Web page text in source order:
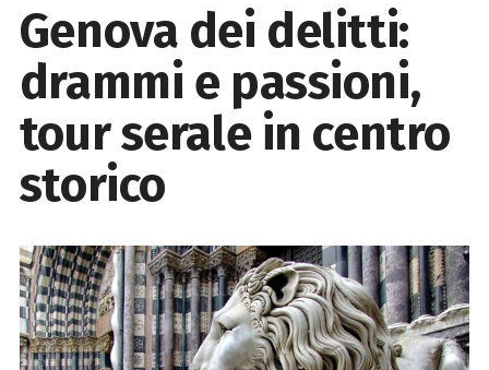
Genova dei delitti:
drammi e passioni,
tour serale in centro
storico